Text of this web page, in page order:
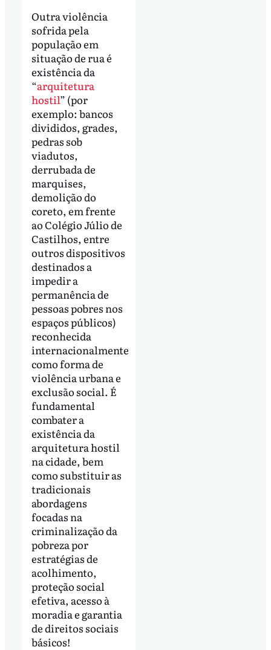
Outra violência
sofrida pela
população em
situação de rua é
existência da
“arquitetura
hostil” (por
exemplo: bancos
divididos, grades,
pedras sob
viadutos,
derrubada de
marquises,
demolição do
coreto, em frente
ao Colégio Júlio de
Castilhos, entre
outros dispositivos
destinados a
impedir a
permanência de
pessoas pobres nos
espaços públicos)
reconhecida
internacionalmente
como forma de
violência urbana e
exclusão social. É
fundamental
combater a
existência da
arquitetura hostil
na cidade, bem
como substituir as
tradicionais
abordagens
focadas na
criminalização da
pobreza por
estratégias de
acolhimento,
proteção social
efetiva, acesso à
moradia e garantia
de direitos sociais
básicos!